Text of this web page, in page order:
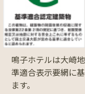
鳴子ホテルは大崎
準適合表示要網に
ます。